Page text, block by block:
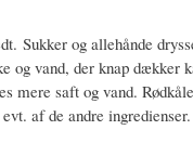
Sukker og allehånde
og vand, der knap dækker
saft og vand.
af de andre ingredienser.